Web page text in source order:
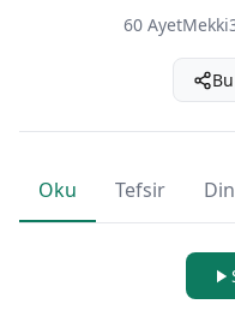
60 AyetMekki
Oku Tefsir